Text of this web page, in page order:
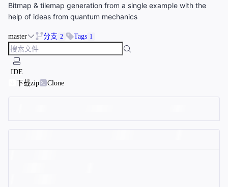
Bitmap & tilemap generation from a single example with the
help of ideas from quantum mechanics
master 分支 2 Tags 1
IDE
下载zip
Clone